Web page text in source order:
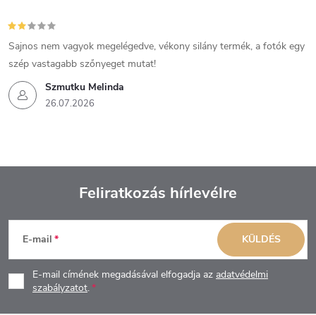
Szmutku Melinda
26.07.2026
Sajnos nem vagyok megelégedve, vékony silány termék, a fotók egy
szép vastagabb szőnyeget mutat!
L
á
b
Feliratkozás hírlevélre
E-mail
E-mail címének megadásával elfogadja az adatvédelmi
szabályzatot.
KÜLDÉS